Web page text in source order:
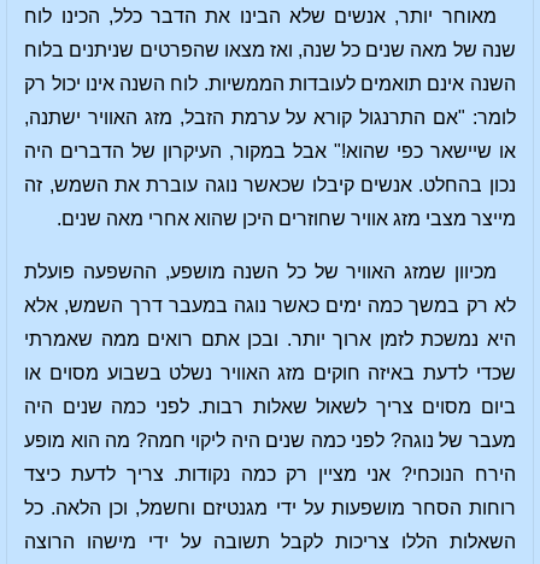
מאוחר יותר, אנשים שלא הבינו את הדבר כלל, הכינו לוח
שנה של מאה שנים כל שנה, ואז מצאו שהפרטים שניתנים בלוח
השנה אינם תואמים לעובדות הממשיות. לוח השנה אינו יכול רק
לומר: "אם התרנגול קורא על ערמת הזבל, מזג האוויר ישתנה,
או שיישאר כפי שהוא!" אבל במקור, העיקרון של הדברים היה
נכון בהחלט. אנשים קיבלו שכאשר נוגה עוברת את השמש, זה
מייצר מצבי מזג אוויר שחוזרים היכן שהוא אחרי מאה שנים.
מכיוון שמזג האוויר של כל השנה מושפע, ההשפעה פועלת
לא רק במשך כמה ימים כאשר נוגה במעבר דרך השמש, אלא
היא נמשכת לזמן ארוך יותר. ובכן אתם רואים ממה שאמרתי
שכדי לדעת באיזה חוקים מזג האוויר נשלט בשבוע מסוים או
ביום מסוים צריך לשאול שאלות רבות. לפני כמה שנים היה
מעבר של נוגה? לפני כמה שנים היה ליקוי חמה? מה הוא מופע
הירח הנוכחי? אני מציין רק כמה נקודות. צריך לדעת כיצד
רוחות הסחר מושפעות על ידי מגנטיזם וחשמל, וכן הלאה. כל
השאלות הללו צריכות לקבל תשובה על ידי מישהו הרוצה